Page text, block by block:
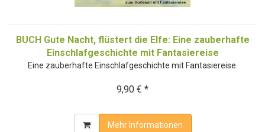
BUCH Gute Nacht, flüstert die Elfe: Eine zauberhafte
Einschlafgeschichte mit Fantasiereise
Eine zauberhafte Einschlafgeschichte mit Fantasiereise.
9,90 € *
Mehr Informationen